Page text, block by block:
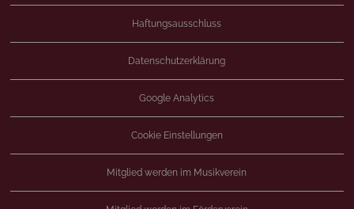
Haftungsausschluss
Datenschutzerklärung
Google Analytics
Cookie Einstellungen
Mitglied werden im Musikverein